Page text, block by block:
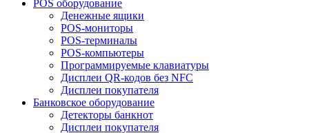
POS оборудование
Денежные ящики
POS-мониторы
POS-терминалы
POS-компьютеры
Программируемые клавиатуры
Дисплеи QR-кодов без NFC
Дисплеи покупателя
Банковское оборудование
Детекторы банкнот
Дисплеи покупателя